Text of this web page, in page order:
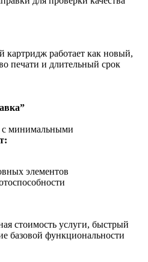
картридж работает как новый,
печати и длительный срок
с минимальными
элементов
стоимость услуги, быстрый
базовой функциональности